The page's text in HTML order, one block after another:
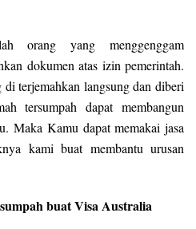
orang yang menggenggam
dokumen atas izin pemerintah.
terjemahkan langsung dan diberi
tersumpah dapat membangun
Maka Kamu dapat memakai jasa
kami buat membantu urusan
buat Visa Australia